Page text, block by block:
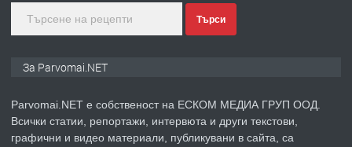
преди 1 година
Търси
За Parvomai.NET
Parvomai.NET е собственост на ЕСКОМ МЕДИА ГРУП ООД.
Всички статии, репортажи, интервюта и други текстови,
графични и видео материали, публикувани в сайта, са